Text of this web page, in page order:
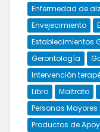
Enfermedad de
Envejecimiento
Establecimientos
Gerontología
Intervención
Libro
Maltrato
Personas Mayores
Productos de